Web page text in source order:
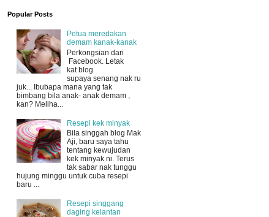
Popular Posts
Petua meredakan
demam kanak-kanak
Perkongsian dari
Facebook. Letak
kat blog
supaya senang nak ru
juk... Ibubapa mana yang tak
bimbang bila anak- anak demam ,
kan? Meliha...
Resepi kek minyak
Bila singgah blog Mak
Aji, baru saya tahu
tentang kewujudan
kek minyak ni. Terus
tak sabar nak tunggu
hujung minggu untuk cuba resepi
baru ...
Resepi singgang
daging kelantan